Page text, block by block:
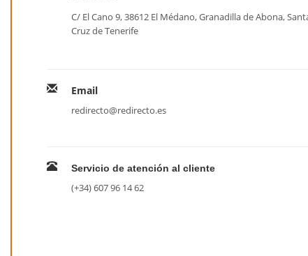
C/ El Cano 9, 38612 El Médano, Granadilla de Abona,
Cruz de Tenerife
Email
redirecto@redirecto.es
Servicio de atención al cliente
(+34) 607 96 14 62